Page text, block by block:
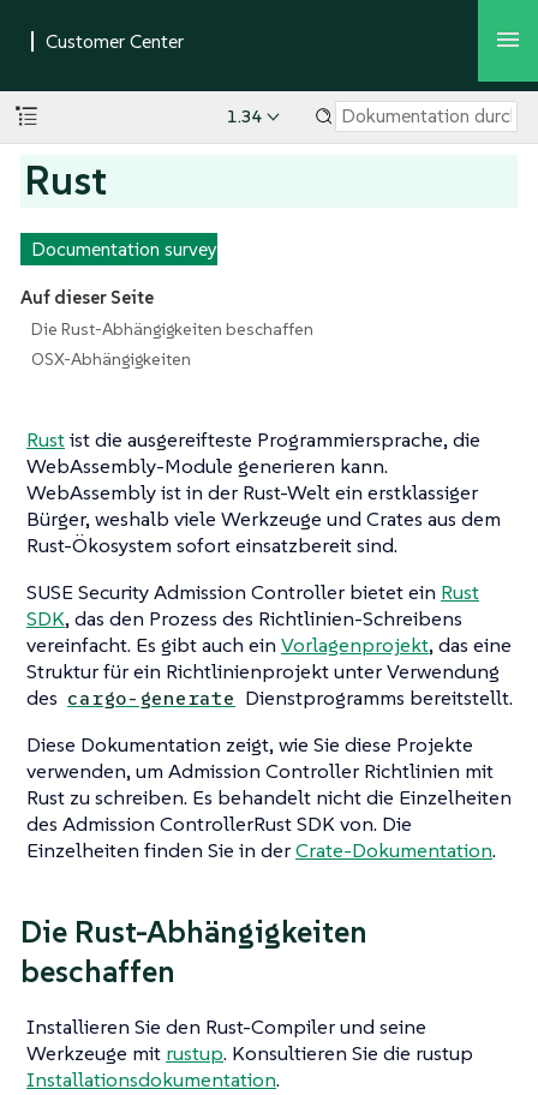
1.34
Rust
Documentation survey
Auf dieser Seite
Die Rust-Abhängigkeiten beschaffen
OSX-Abhängigkeiten
Rustist die ausgereifteste Programmiersprache, die
WebAssembly-Module generieren kann.
WebAssembly ist in der Rust-Welt ein erstklassiger
Bürger, weshalb viele Werkzeuge und Crates aus dem
Rust-Ökosystem sofort einsatzbereit sind.
SUSE Security Admission Controller bietet ein Rust
SDK, das den Prozess des Richtlinien-Schreibens
vereinfacht. Es gibt auch ein Vorlagenprojekt, das eine
Struktur für ein Richtlinienprojekt unter Verwendung
des cargo-generate Dienstprogramms bereitstellt.
Diese Dokumentation zeigt, wie Sie diese Projekte
verwenden, um Admission Controller Richtlinien mit
Rust zu schreiben. Es behandelt nicht die Einzelheiten
des Admission ControllerRust SDK von. Die
Einzelheiten finden Sie in derCrate-Dokumentation.
Die Rust-Abhängigkeiten
beschaffen
Installieren Sie den Rust-Compiler und seine
Werkzeuge mit rustup. Konsultieren Sie die rustup
Installationsdokumentation.